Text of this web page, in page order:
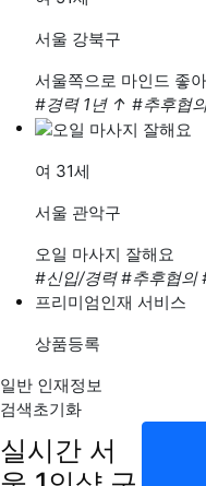
서울 강북구
서울쪽으로 마인드 좋
#경력 1년 ↑ #추후협
여 31세
서울 관악구
오일 마사지 잘해요
#신입/경력 #추후협의
프리미엄인재 서비스
상품등록
일반 인재정보
검색초기화
실시간 서